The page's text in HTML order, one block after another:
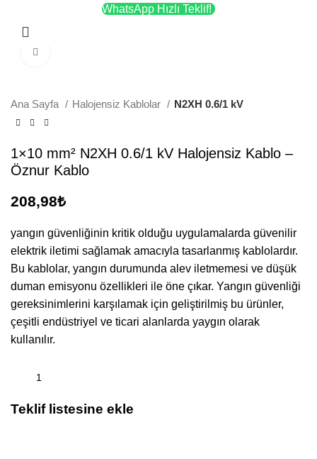
WhatsApp Hızlı Teklif!
Ana Sayfa Halojensiz Kablolar N2XH 0.6/1 kV
1×10 mm² N2XH 0.6/1 kV Halojensiz Kablo –
Öznur Kablo
208,98₺
yangın güvenliğinin kritik olduğu uygulamalarda güvenilir
elektrik iletimi sağlamak amacıyla tasarlanmış kablolardır.
Bu kablolar, yangın durumunda alev iletmemesi ve düşük
duman emisyonu özellikleri ile öne çıkar. Yangın güvenliği
gereksinimlerini karşılamak için geliştirilmiş bu ürünler,
çeşitli endüstriyel ve ticari alanlarda yaygın olarak
kullanılır.
Teklif listesine ekle